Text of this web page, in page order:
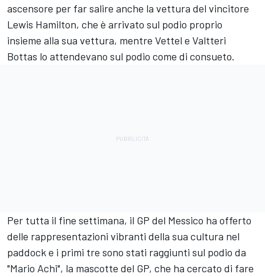
ascensore per far salire anche la vettura del vincitore
Lewis Hamilton, che è arrivato sul podio proprio
insieme alla sua vettura, mentre Vettel e Valtteri
Bottas lo attendevano sul podio come di consueto.
Per tutta il fine settimana, il GP del Messico ha offerto
delle rappresentazioni vibranti della sua cultura nel
paddock e i primi tre sono stati raggiunti sul podio da
"Mario Achi", la mascotte del GP, che ha cercato di fare